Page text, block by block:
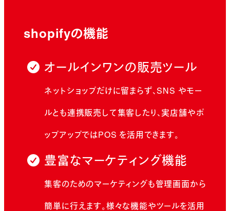
shopifyの機能
オールインワンの販売ツール
ネットショップだけに留まらず、SNS やモー
ルとも連携販売して集客したり、実店舗やポ
ップアップではPOS を活用できます。
豊富なマーケティング機能
集客のためのマーケティングも管理画面から
簡単に行えます。様々な機能やツールを活用